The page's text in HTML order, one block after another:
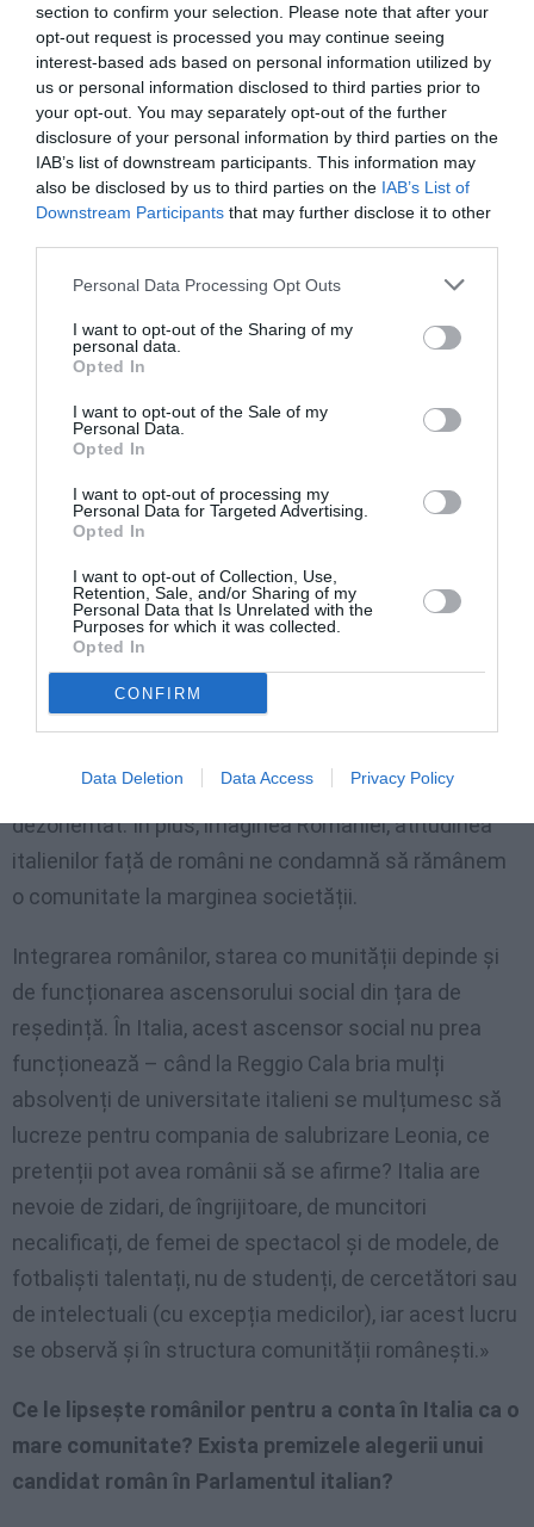
section to confirm your selection. Please note that after your
opt-out request is processed you may continue seeing
interest-based ads based on personal information utilized by
us or personal information disclosed to third parties prior to
your opt-out. You may separately opt-out of the further
disclosure of your personal information by third parties on the
IAB’s list of downstream participants. This information may
also be disclosed by us to third parties on the IAB’s List of
Downstream Participants that may further disclose it to other
Personal Data Processing Opt Outs
I want to opt-out of the Sharing of my
personal data.
Opted In
I want to opt-out of the Sale of my
Personal Data.
Opted In
I want to opt-out of processing my
Personal Data for Targeted Advertising.
Opted In
I want to opt-out of Collection, Use,
Retention, Sale, and/or Sharing of my
Personal Data that Is Unrelated with the
Purposes for which it was collected.
Opted In
CONFIRM
Data Deletion Data Access Privacy Policy
de Brâncuși. Există o simpatie reală și la nivelul
ministerului francez de externe și la nivelul
administratorilor locali. Nu este întâmplător că cele
mai multe localități franceze sunt înfrățite cu orașe
și comune din România. Însă francezii sunt foarte
critici față de dezordinea și incompetența care
domină administrația românească și acest lucru se
vede și în mai multe articole din presa franceză. Nu
nefericită a actorului francez Jonathan Lambert care
a spus că salutul românesc este cu mâna întinsă
este o excepție.»
din Italia? Cum vezi starea comunității azi?
«Este o comunitate interesată în primul rând de
supraviețuire, iată de ce foarte puțini se implică în
viața asociativă. Din cauza peisajului dezolant din
România, observ că mulți români din Italia sunt
indiferenți față de comunitate, pentru ei ruptura cu
se întoarcă în România, prăbușirea economiei i-a
dezorientat. În plus, imaginea României, atitudinea
italienilor față de români ne condamnă să rămânem
o comunitate la marginea societății.
Integrarea românilor, starea co munității depinde și
de funcționarea ascensorului social din țara de
reședință. În Italia, acest ascensor social nu prea
funcționează – când la Reggio Cala bria mulți
absolvenți de universitate italieni se mulțumesc să
lucreze pentru compania de salubrizare Leonia, ce
pretenții pot avea românii să se afirme? Italia are
nevoie de zidari, de îngrijitoare, de muncitori
necalificați, de femei de spectacol și de modele, de
fotbaliști talentați, nu de studenți, de cercetători sau
de intelectuali (cu excepția medicilor), iar acest lucru
se observă și în structura comunității românești.»
Ce le lipsește românilor pentru a conta în Italia ca o
mare comunitate? Exista premizele alegerii unui
candidat român în Parlamentul italian?